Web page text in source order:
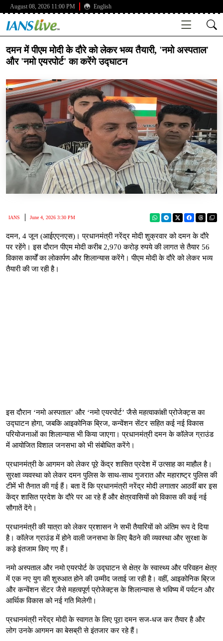
August 08, 2026 11:00 PM English
दमन में पीएम मोदी के दौरे को लेकर भव्य तैयारी, 'नमो अस्पताल'
और 'नमो एयरपोर्ट' का करेंगे उद्घाटन
IANS June 4, 2026 3:30 PM
दमन, 4 जून (आईएएनएस)। प्रधानमंत्री नरेंद्र मोदी शुक्रवार को दमन के दौरे
पर रहेंगे। इस दौरान पीएम मोदी करीब 2,970 करोड़ रुपये की लागत से तैयार 56
विकास कार्यों का लोकार्पण और शिलान्यास करेंगे। पीएम मोदी के दौरे को लेकर भव्य
तैयारी की जा रही है।
इस दौरान ‘नमो अस्पताल’ और ‘नमो एयरपोर्ट’ जैसे महत्वाकांक्षी प्रोजेक्ट्स का
उद्घाटन होगा, जबकि आइकोनिक ब्रिज, कन्वेंशन सेंटर सहित कई नई विकास
परियोजनाओं का शिलान्यास भी किया जाएगा। प्रधानमंत्री दमन के कॉलेज ग्राउंड
में आयोजित विशाल जनसभा को भी संबोधित करेंगे।
प्रधानमंत्री के आगमन को लेकर पूरे केंद्र शासित प्रदेश में उत्साह का माहौल है।
सुरक्षा व्यवस्था को लेकर दमन पुलिस के साथ-साथ गुजरात और महाराष्ट्र पुलिस की
टीमें भी तैनात की गई हैं। बता दें कि प्रधानमंत्री नरेंद्र मोदी लगातार आठवीं बार इस
केंद्र शासित प्रदेश के दौरे पर आ रहे हैं और क्षेत्रवासियों को विकास की कई नई
सौगातें देंगे।
प्रधानमंत्री की यात्रा को लेकर प्रशासन ने सभी तैयारियों को अंतिम रूप दे दिया
है। कॉलेज ग्राउंड में होने वाली जनसभा के लिए बैठने की व्यवस्था और सुरक्षा के
कड़े इंतजाम किए गए हैं।
नमो अस्पताल और नमो एयरपोर्ट के उद्घाटन से क्षेत्र के स्वास्थ्य और परिवहन क्षेत्र
में एक नए युग की शुरुआत होने की उम्मीद जताई जा रही है। वहीं, आइकोनिक ब्रिज
और कन्वेंशन सेंटर जैसे महत्वपूर्ण प्रोजेक्ट्स के शिलान्यास से भविष्य में पर्यटन और
आर्थिक विकास को नई गति मिलेगी।
प्रधानमंत्री नरेंद्र मोदी के स्वागत के लिए पूरा दमन सज-धज कर तैयार है और
लोग उनके आगमन का बेसब्री से इंतजार कर रहे हैं।